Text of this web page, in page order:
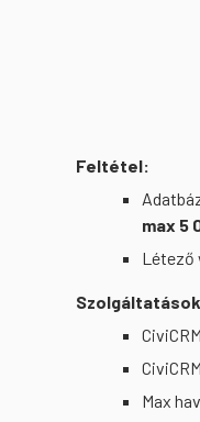
Feltétel:
max 5
Létező
Max